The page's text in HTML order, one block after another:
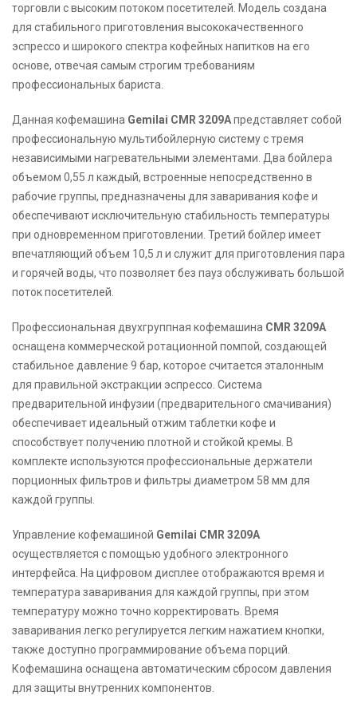
Стоимость доставки по России оплачивается дополнительно
при получении товара. Доставка в страны СНГ оплачивается
полностью перед отправлением груза (включая страховку).
Подробнее
торговли с высоким потоком посетителей. Модель создана
для стабильного приготовления высококачественного
эспрессо и широкого спектра кофейных напитков на его
основе, отвечая самым строгим требованиям
профессиональных бариста.
Данная кофемашина Gemilai CMR 3209Aпредставляет собой
профессиональную мультибойлерную систему с тремя
независимыми нагревательными элементами. Два бойлера
объемом 0,55 л каждый, встроенные непосредственно в
рабочие группы, предназначены для заваривания кофе и
обеспечивают исключительную стабильность температуры
при одновременном приготовлении. Третий бойлер имеет
впечатляющий объем 10,5 л и служит для приготовления пара
и горячей воды, что позволяет без пауз обслуживать большой
поток посетителей.
Профессиональная двухгруппная кофемашина CMR 3209A
оснащена коммерческой ротационной помпой, создающей
стабильное давление 9 бар, которое считается эталонным
для правильной экстракции эспрессо. Система
предварительной инфузии (предварительного смачивания)
обеспечивает идеальный отжим таблетки кофе и
способствует получению плотной и стойкой кремы. В
комплекте используются профессиональные держатели
порционных фильтров и фильтры диаметром 58 мм для
каждой группы.
Управление кофемашиной Gemilai CMR 3209A
осуществляется с помощью удобного электронного
интерфейса. На цифровом дисплее отображаются время и
температура заваривания для каждой группы, при этом
температуру можно точно корректировать. Время
заваривания легко регулируется легким нажатием кнопки,
также доступно программирование объема порций.
Кофемашина оснащена автоматическим сбросом давления
для защиты внутренних компонентов.